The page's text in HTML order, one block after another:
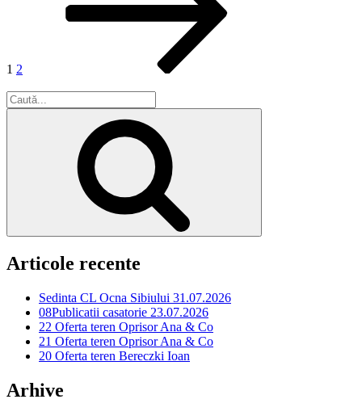
1 2
Caută
după:
Articole recente
Sedinta CL Ocna Sibiului 31.07.2026
08Publicatii casatorie 23.07.2026
22 Oferta teren Oprisor Ana & Co
21 Oferta teren Oprisor Ana & Co
20 Oferta teren Bereczki Ioan
Arhive